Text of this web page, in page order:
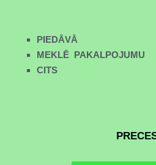
PIEDĀVĀ
MEKLĒ PAKALPOJUMU
CITS